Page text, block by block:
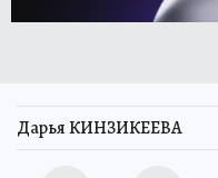
Дарья КИНЗИКЕЕВА